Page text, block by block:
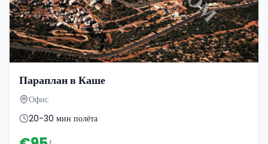
Параплан в Каше
Офис
20-30 мин полёта